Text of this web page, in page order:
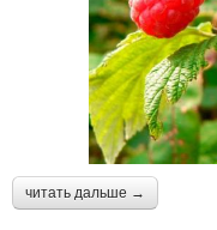
читать дальше →